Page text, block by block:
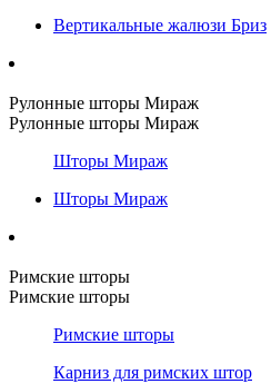
Вертикальные жалюзи Бриз
Рулонные шторы Мираж
Рулонные шторы Мираж
Шторы Мираж
Шторы Мираж
Римские шторы
Римские шторы
Римские шторы
Карниз для римских штор